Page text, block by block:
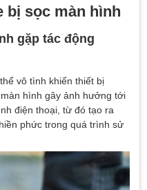
bị sọc màn hình
gặp tác động
vô tình khiến thiết bị
hình gây ảnh hưởng tới
điện thoại, từ đó tạo ra
phức trong quá trình sử